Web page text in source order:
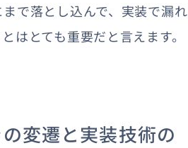
で落とし込んで、実装で漏れ
はとても重要だと言えます。
変遷と実装技術の